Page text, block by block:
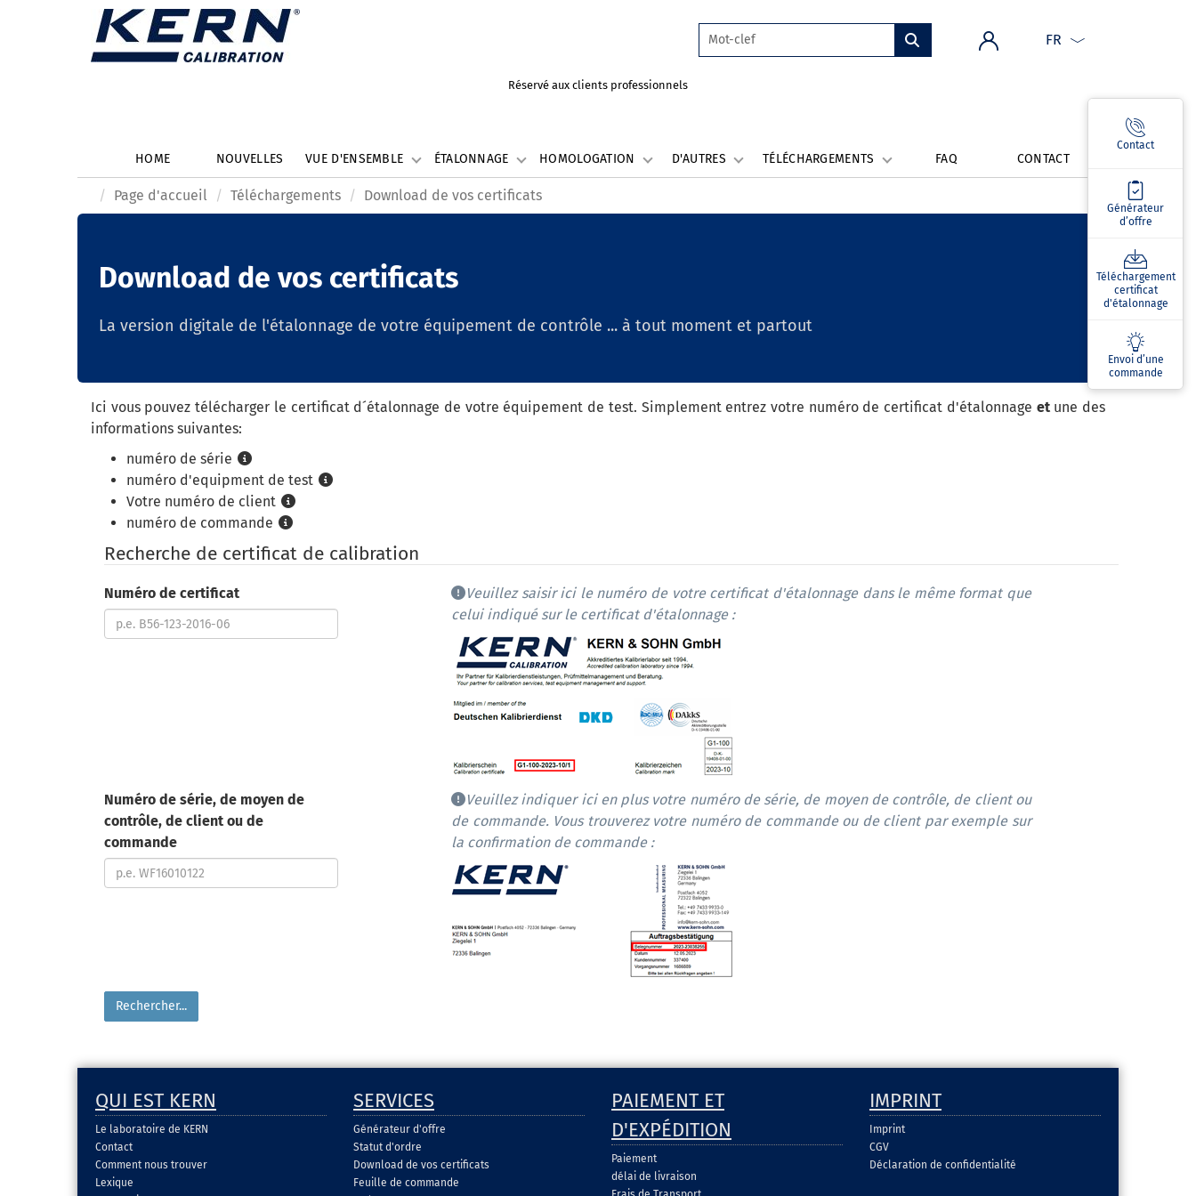
FR
Réservé aux clients professionnels
Contact
Générateur
d’offre
Téléchargement
certificat
d'étalonnage
Envoi d’une
commande
HOME NOUVELLES VUE D'ENSEMBLE ÉTALONNAGE HOMOLOGATION D'AUTRES TÉLÉCHARGEMENTS FAQ CONTACT
Page d'accueil Téléchargements Download de vos certificats
Download de vos certificats
La version digitale de l'étalonnage de votre équipement de contrôle ... à tout moment et partout
Ici vous pouvez télécharger le certificat d´étalonnage de votre équipement de test. Simplement entrez votre numéro de certificat d'étalonnage etune des
informations suivantes:
numéro de série
numéro d'equipment de test
Votre numéro de client
numéro de commande
Recherche de certificat de calibration
Numéro de certificat
Veuillez saisir ici le numéro de votre certificat d'étalonnage dans le même format que
celui indiqué sur le certificat d'étalonnage :
Numéro de série, de moyen de
contrôle, de client ou de
commande
Veuillez indiquer ici en plus votre numéro de série, de moyen de contrôle, de client ou
de commande. Vous trouverez votre numéro de commande ou de client par exemple sur
la confirmation de commande :
QUI EST KERN
Le laboratoire de KERN
Contact
Comment nous trouver
Lexique
SERVICES
Générateur d'offre
Statut d'ordre
Download de vos certificats
Feuille de commande
PAIEMENT ET
D'EXPÉDITION
Paiement
délai de livraison
IMPRINT
Imprint
CGV
Déclaration de confidentialité